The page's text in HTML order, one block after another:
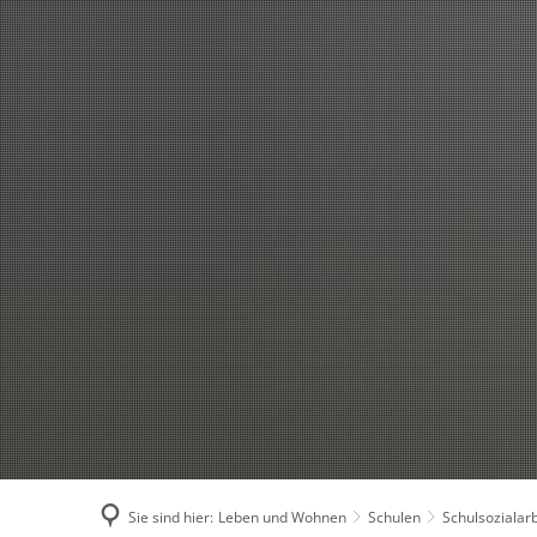
Menü Suche
Sie sind hier: Leben und Wohnen Schulen